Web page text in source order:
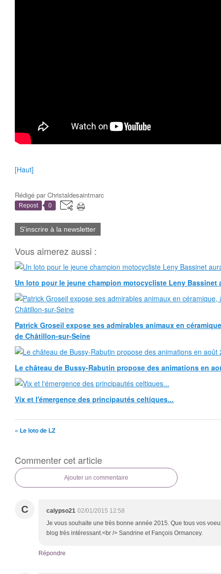
[Haut]
Rédigé parChristaldesaintmarc
Repost 0
S'inscrire à la newsletter
Vous aimerez aussi :
Un loto pour le jeune champion motocycliste Leny Bassinet
Patrick Groseil expose ses admirables animaux en
de Châtillon-sur-Seine
Le château de Bussy-Rabutin propose des animations en
Vix et l'émergence des principautés celtiques...
« Le loto de LZ
Commenter cet article
Ajouter un commentaire
C calypso21 02/01/2015 12:58
Je vous souhaite une très bonne année 2015. Que tous vos
blog très intéressant.<br /> Sandrine et Fançois Ormancey.
Répondre